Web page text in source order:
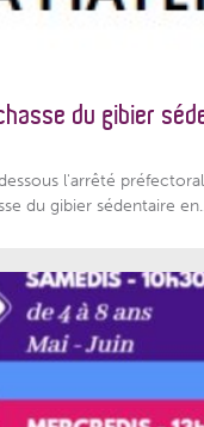
du gibier
l'arrêté
du gibier sédentaire